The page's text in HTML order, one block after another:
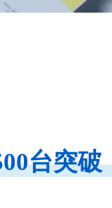
台突破